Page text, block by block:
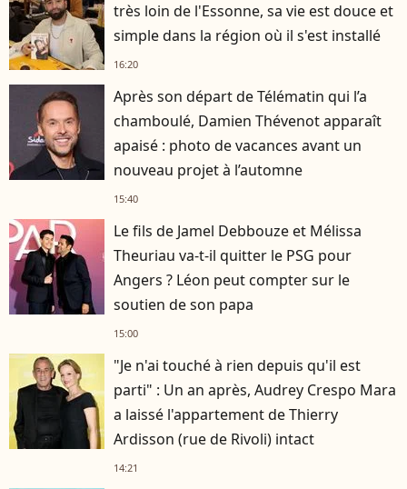
très loin de l'Essonne, sa vie est douce et
simple dans la région où il s'est installé
16:20
Après son départ de Télématin qui l’a
chamboulé, Damien Thévenot apparaît
apaisé : photo de vacances avant un
nouveau projet à l’automne
15:40
Le fils de Jamel Debbouze et Mélissa
Theuriau va-t-il quitter le PSG pour
Angers ? Léon peut compter sur le
soutien de son papa
15:00
"Je n'ai touché à rien depuis qu'il est
parti" : Un an après, Audrey Crespo Mara
a laissé l'appartement de Thierry
Ardisson (rue de Rivoli) intact
14:21